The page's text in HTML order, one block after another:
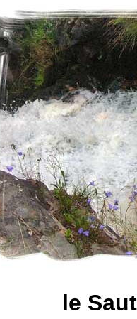
le